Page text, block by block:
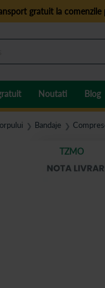
gratuit la comenzile
Noutati Blog
❯ Bandaje ❯
TZMO